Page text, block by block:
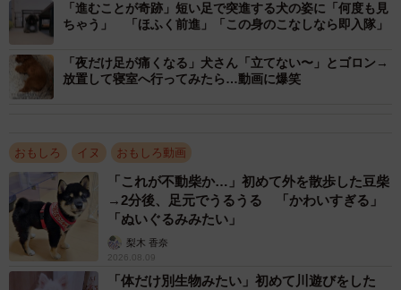
進の達人」「ぬべぬべする動物ってかわいい」といった温
かい声が集まりました。
このユニークな瞬間は、どのようにして生まれたのでしょ
暇になると発動！？ タイミングはさまざま
「進むことが奇跡」短い足で突進する犬の姿に「何度も見
ちゃう」 「ほふく前進」「この身のこなしなら即入隊」
「夜だけ足が痛くなる」犬さん「立てない〜」とゴロン→
放置して寝室へ行ってみたら…動画に爆笑
おもしろ イヌ おもしろ動画
「これが不動柴か…」初めて外を散歩した豆柴
→2分後、足元でうるうる 「かわいすぎる」
「ぬいぐるみみたい」
梨木 香奈
2026.08.09
「体だけ別生物みたい」初めて川遊びをした